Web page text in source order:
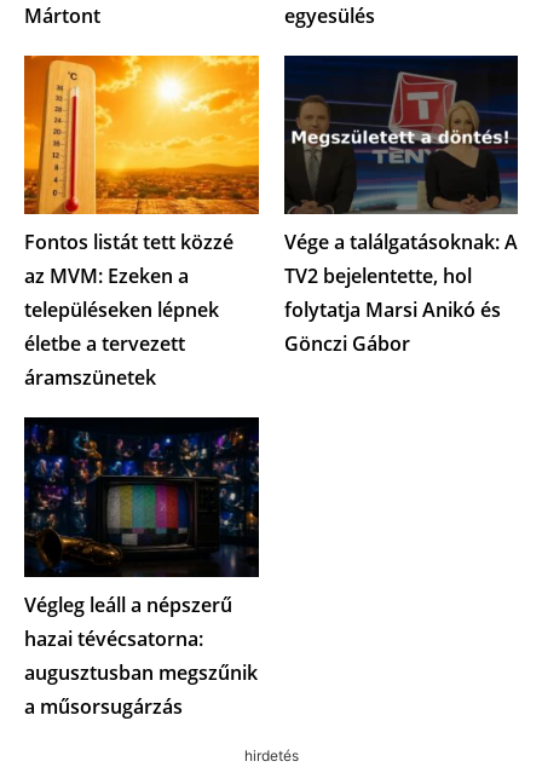
Mártont
egyesülés
Fontos listát tett közzé
az MVM: Ezeken a
településeken lépnek
életbe a tervezett
áramszünetek
Vége a találgatásoknak: A
TV2 bejelentette, hol
folytatja Marsi Anikó és
Gönczi Gábor
Végleg leáll a népszerű
hazai tévécsatorna:
augusztusban megszűnik
a műsorsugárzás
hirdetés